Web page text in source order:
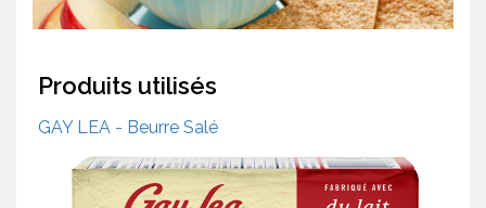
Produits utilisés
GAY LEA - Beurre Salé